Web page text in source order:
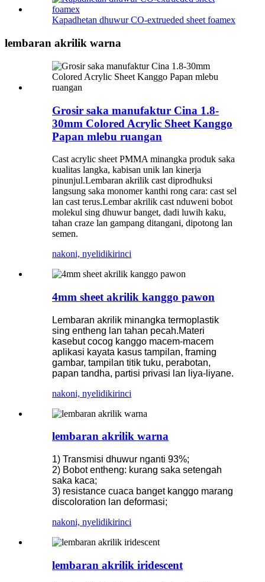
Kapadhetan dhuwur CO-extrueded sheet foamex
lembaran akrilik warna
Grosir saka manufaktur Cina 1.8-
30mm Colored Acrylic Sheet Kanggo
Papan mlebu ruangan
Cast acrylic sheet PMMA minangka produk saka
kualitas langka, kabisan unik lan kinerja
pinunjul.Lembaran akrilik cast diprodhuksi
langsung saka monomer kanthi rong cara: cast sel
lan cast terus.Lembar akrilik cast nduweni bobot
molekul sing dhuwur banget, dadi luwih kaku,
tahan craze lan gampang ditangani, dipotong lan
semen.
nakoni, nyelidikirinci
4mm sheet akrilik kanggo pawon
Lembaran akrilik minangka termoplastik
sing entheng lan tahan pecah.Materi
kasebut cocog kanggo macem-macem
aplikasi kayata kasus tampilan, framing
gambar, tampilan titik tuku, perabotan,
papan tandha, partisi privasi lan liya-liyane.
nakoni, nyelidikirinci
lembaran akrilik warna
1) Transmisi dhuwur nganti 93%;
2) Bobot entheng: kurang saka setengah
saka kaca;
3) resistance cuaca banget kanggo marang
discoloration lan deformasi;
nakoni, nyelidikirinci
lembaran akrilik iridescent